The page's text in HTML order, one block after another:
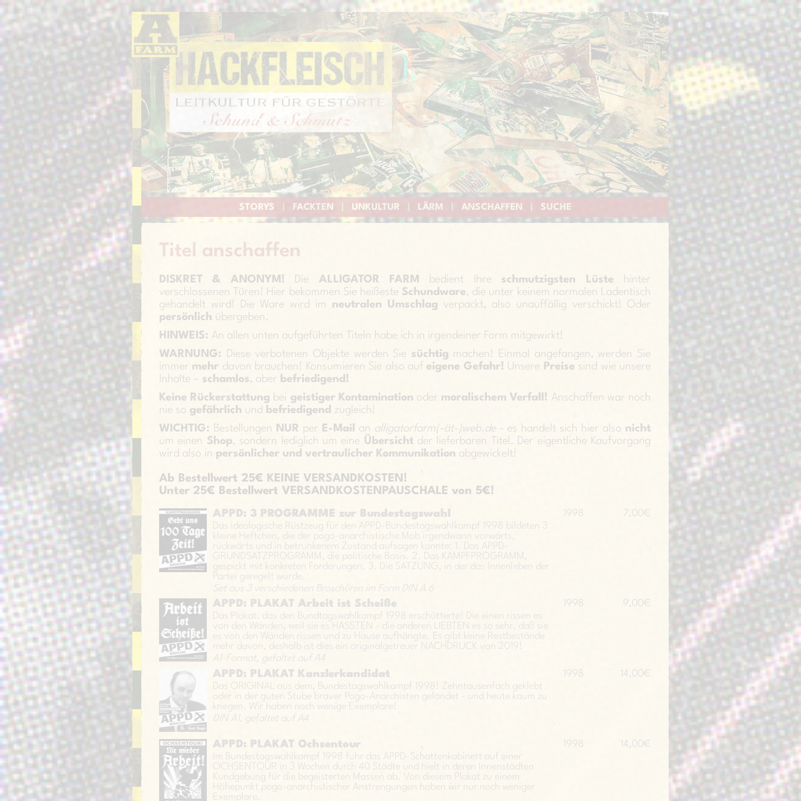
STORYS FACKTEN UNKULTUR LÄRM ANSCHAFFEN SUCHE
Titel anschaffen
DISKRET & ANONYM! Die ALLIGATOR FARM bedient Ihre schmutzigsten Lüste hinter
verschlossenen Türen! Hier bekommen Sie heißeste Schundware, die unter keinem normalen Ladentisch
gehandelt wird! Die Ware wird im neutralen Umschlag verpackt, also unauffällig verschickt! Oder
persönlich übergeben.
HINWEIS: An allen unten aufgeführten Titeln habe ich in irgendeiner Form mitgewirkt!
WARNUNG:
Diese verbotenen Objekte werden Sie süchtig machen! Einmal angefangen, werden Sie
immer mehr davon brauchen! Konsumieren Sie also auf eigene Gefahr! Unsere Preise sind wie unsere
Inhalte – schamlos, aber befriedigend!
Keine Rückerstattung bei geistiger Kontamination oder moralischem Verfall! Anschaffen war noch
nie so gefährlich und befriedigend zugleich!
WICHTIG:
Bestellungen NUR per E-Mail an alligatorfarm(-ät-)web.de- es handelt sich hier also nicht
um einen Shop, sondern lediglich um eine Übersichtder lieferbaren Titel. Der eigentliche Kaufvorgang
wird also in persönlicher und vertraulicher Kommunikation abgewickelt!
Ab Bestellwert 25€ KEINE VERSANDKOSTEN!
Unter 25€ Bestellwert VERSANDKOSTENPAUSCHALE von 5€!
APPD: 3 PROGRAMME zur Bundestagswahl
Das ideologische Rüstzeug für den APPD-Bundestagswahlkampf 1998 bildeten 3
kleine Heftchen, die der pogo-anarchistische Mob irgendwann vorwärts,
rückwärts und in betrunkenem Zustand aufsagen konnte: 1. Das APPD-
GRUNDSATZPROGRAMM, die politische Basis. 2. Das KAMPFPROGRAMM,
gespickt mit konkreten Forderungen. 3. Die SATZUNG, in der das Innenleben der
Partei geregelt wurde.
Set aus 3 verschiedenen Broschüren im Form DIN A 6
1998 7,00€
APPD: PLAKAT Arbeit ist Scheiße
Das Plakat, das den Bundtagswahlkampf 1998 erschütterte! Die einen rissen es
von den Wänden, weil sie es HASSTEN - die anderen LIEBTEN es so sehr, daß sie
es von den Wänden rissen und zu Hause aufhängte. Es gibt keine Restbestände
mehr davon, deshalb ist dies ein originalgetreuer NACHDRUCK von 2019!
A1-Format, gefaltet auf A4
1998 9,00€
APPD: PLAKAT Kanzlerkandidat
Das ORIGINAL aus dem, Bundestagswahlkampf 1998! Zehntausenfach geklebt
oder in der guten Stube braver Pogo-Anarchisten gelandet - und heute kaum zu
kriegen. Wir haben noch wenige Exemplare!
DIN A1, gefaltet auf A4
1998 14,00€
APPD: PLAKAT Ochsentour
Im Bundestagswahlkampf 1998 fuhr das APPD-Schattenkabinett auf einer
OCHSENTOUR in 3 Wochen durch 40 Städte und hielt in deren Innenstädten
Kundgebung für die begeisterten Massen ab. Von diesem Plakat zu einem
Höhepunkt pogo-anarchistischer Anstrengungen haben wir nur noch weniger
Exemplare.
1998 14,00€